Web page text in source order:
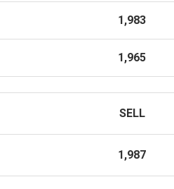
1,983
1,965
SELL
1,987